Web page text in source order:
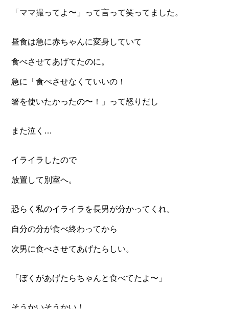
「ママ撮ってよ〜」って言って笑ってました。
昼食は急に赤ちゃんに変身していて
食べさせてあげてたのに。
急に「食べさせなくていいの！
箸を使いたかったの〜！」って怒りだし
また泣く…
イライラしたので
放置して別室へ。
恐らく私のイライラを長男が分かってくれ。
自分の分が食べ終わってから
次男に食べさせてあげたらしい。
「ぼくがあげたらちゃんと食べてたよ〜」
そうかいそうかい！